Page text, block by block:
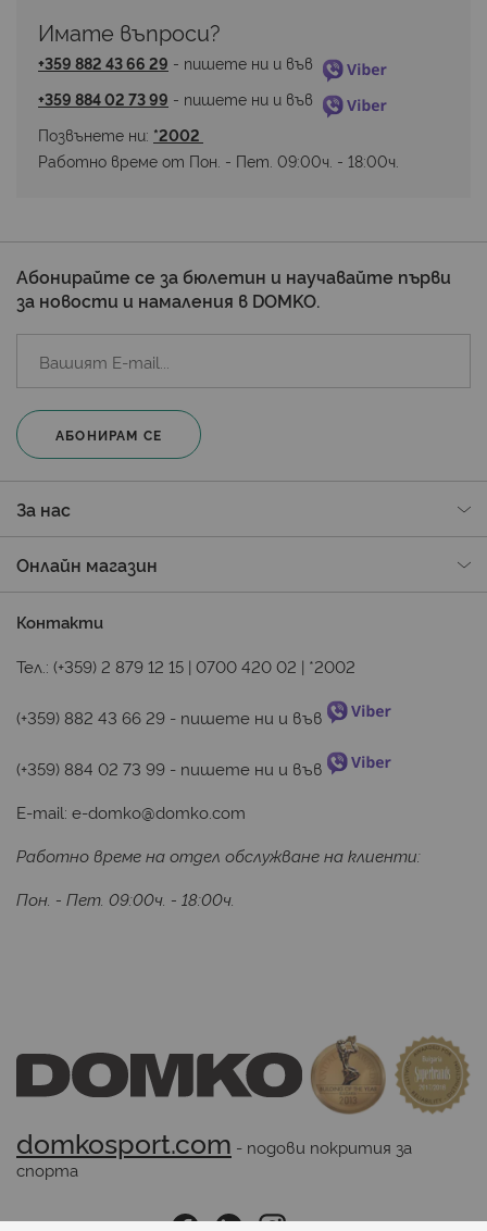
Имате въпроси?
+359 882 43 66 29 - пишете ни и във
+359 884 02 73 99 - пишете ни и във
Позвънете ни: *2002
Работно време от Пон. - Пет. 09:00ч. - 18:00ч.
Абонирайте се за бюлетин и научавайте първи
за новости и намаления в DOMKO.
АБОНИРАМ СЕ
За нас
Онлайн магазин
Контакти
Тел.: (+359) 2 879 12 15 | 0700 420 02 | *2002
(+359) 882 43 66 29 - пишете ни и във
(+359) 884 02 73 99 - пишете ни и във
E-mail: e-domko@domko.com
Работно време на отдел обслужване на клиенти:
Пон. - Пет. 09:00ч. - 18:00ч.
domkosport.com - подови покрития за
спорта